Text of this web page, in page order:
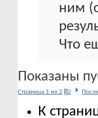
ним
Что
Показаны
Страница 1 из 2 12
К